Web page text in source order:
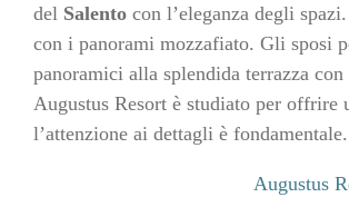
del Salento con l’eleganza degli
con i panorami mozzafiato. Gli sposi
panoramici alla splendida terrazza
Augustus Resort è studiato per offrire
l’attenzione ai dettagli è fondamentale.
Augustus